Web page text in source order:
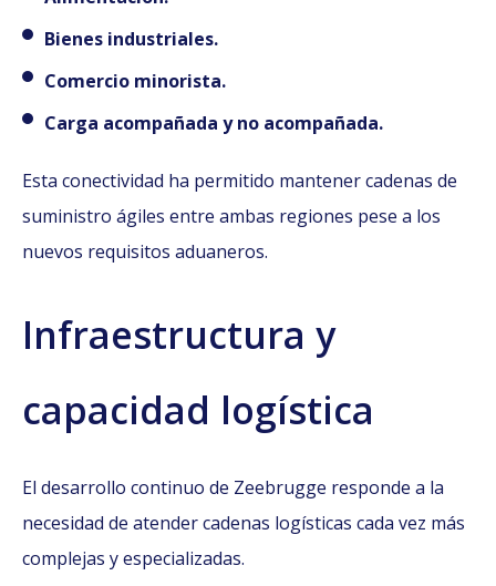
Bienes industriales.
Comercio minorista.
Carga acompañada y no acompañada.
Esta conectividad ha permitido mantener cadenas de
suministro ágiles entre ambas regiones pese a los
nuevos requisitos aduaneros.
Infraestructura y
capacidad logística
El desarrollo continuo de Zeebrugge responde a la
necesidad de atender cadenas logísticas cada vez más
complejas y especializadas.